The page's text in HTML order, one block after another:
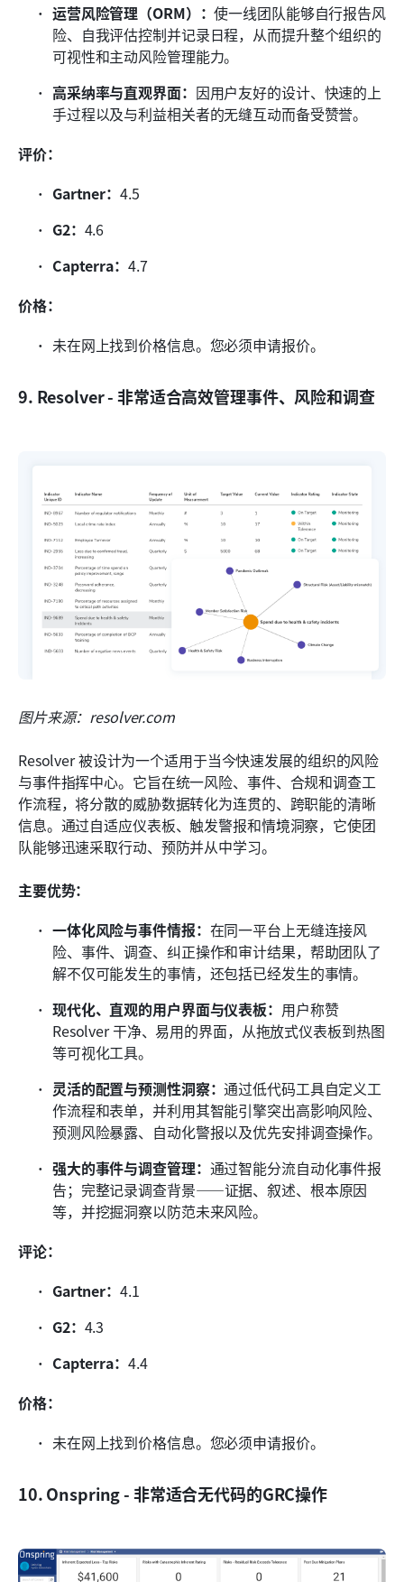
运营风险管理（ORM）：使一线团队能够自行报告风
险、自我评估控制并记录日程，从而提升整个组织的
可视性和主动风险管理能力。
高采纳率与直观界面： 因用户友好的设计、快速的上
手过程以及与利益相关者的无缝互动而备受赞誉。
评价：
Gartner： 4.5
G2： 4.6
Capterra： 4.7
价格：
未在网上找到价格信息。您必须申请报价。
9. Resolver - 非常适合高效管理事件、风险和调查
图片来源：resolver.com
Resolver 被设计为一个适用于当今快速发展的组织的风险
与事件指挥中心。它旨在统一风险、事件、合规和调查工
作流程，将分散的威胁数据转化为连贯的、跨职能的清晰
信息。通过自适应仪表板、触发警报和情境洞察，它使团
队能够迅速采取行动、预防并从中学习。
主要优势：
一体化风险与事件情报： 在同一平台上无缝连接风
险、事件、调查、纠正操作和审计结果，帮助团队了
解不仅可能发生的事情，还包括已经发生的事情。
现代化、直观的用户界面与仪表板： 用户称赞
Resolver 干净、易用的界面，从拖放式仪表板到热图
等可视化工具。
灵活的配置与预测性洞察：通过低代码工具自定义工
作流程和表单，并利用其智能引擎突出高影响风险、
预测风险暴露、自动化警报以及优先安排调查操作。
强大的事件与调查管理： 通过智能分流自动化事件报
告；完整记录调查背景——证据、叙述、根本原因
等，并挖掘洞察以防范未来风险。
评论：
Gartner： 4.1
G2： 4.3
Capterra： 4.4
价格：
未在网上找到价格信息。您必须申请报价。
10. Onspring - 非常适合无代码的GRC操作